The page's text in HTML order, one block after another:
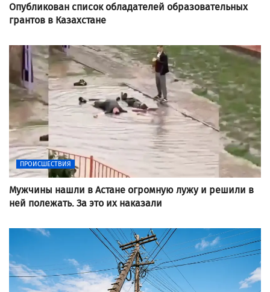
Опубликован список обладателей образовательных
грантов в Казахстане
ПРОИСШЕСТВИЯ
Мужчины нашли в Астане огромную лужу и решили в
ней полежать. За это их наказали